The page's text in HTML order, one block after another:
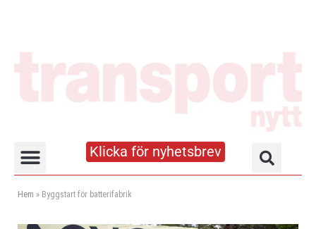
Klicka för nyhetsbrev
Hem » Byggstart för batterifabrik